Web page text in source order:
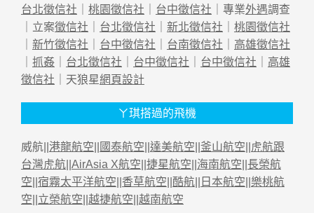
台北徵信社 ｜ 桃園徵信社 ｜ 台中徵信社 ｜專業外遇調查
｜立案徵信社 ｜ 台北徵信社 ｜ 新北徵信社 ｜ 桃園徵信社
｜ 新竹徵信社 ｜ 台中徵信社 ｜ 台南徵信社 ｜ 高雄徵信社
｜ 抓姦 ｜ 台北徵信社 ｜ 台中徵信社 ｜ 台中徵信社 ｜ 高雄
徵信社 ｜天狼星網頁設計
ㄚ琪搭過的飛機
威航|| 港龍航空 國泰航空 達美航空 釜山航空
虎航跟
台灣虎航 AirAsia X航空 捷星航空 海南航空 長榮航
空 宿霧太平洋航空 香草航空 酷航 日本航空 樂桃航
空 立榮航空 越捷航空 越南航空